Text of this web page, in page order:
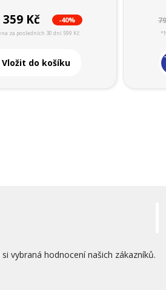
359 Kč -40%
za posledních 30 dní 599 Kč
Vložit do košíku
vybraná hodnocení našich zákazníků.